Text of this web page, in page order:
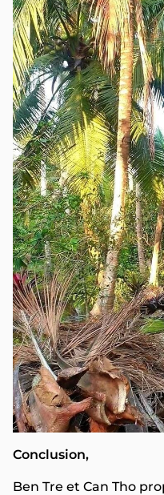
Conclusion,
Ben Tre et Can Tho